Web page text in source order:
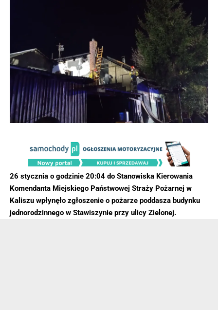
26 stycznia o godzinie 20:04 do Stanowiska Kierowania
Komendanta Miejskiego Państwowej Straży Pożarnej w
Kaliszu wpłynęło zgłoszenie o pożarze poddasza budynku
jednorodzinnego w Stawiszynie przy ulicy Zielonej.